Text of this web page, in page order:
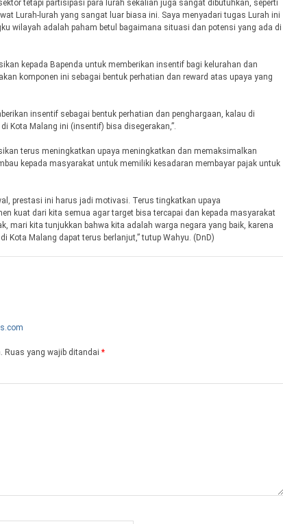
tetapi partisipasi para lurah sekalian juga sangat dibutuhkan, seperti
Lurah-lurah yang sangat luar biasa ini. Saya menyadari tugas Lurah ini
wilayah adalah paham betul bagaimana situasi dan potensi yang ada di
kepada Bapenda untuk memberikan insentif bagi kelurahan dan
komponen ini sebagai bentuk perhatian dan reward atas upaya yang
insentif sebagai bentuk perhatian dan penghargaan, kalau di
Kota Malang ini (insentif) bisa disegerakan,”.
terus meningkatkan upaya meningkatkan dan memaksimalkan
kepada masyarakat untuk memiliki kesadaran membayar pajak untuk
prestasi ini harus jadi motivasi. Terus tingkatkan upaya
kuat dari kita semua agar target bisa tercapai dan kepada masyarakat
mari kita tunjukkan bahwa kita adalah warga negara yang baik, karena
Kota Malang dapat terus berlanjut,” tutup Wahyu. (DnD)
Ruas yang wajib ditandai *